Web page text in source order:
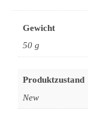
Gewicht
50 g
Produktzustand
New